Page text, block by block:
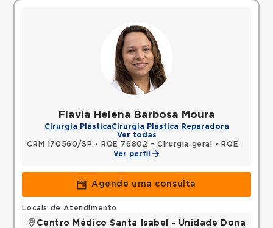
Flavia Helena Barbosa Moura
Cirurgia PlásticaCirurgia Plástica Reparadora
Ver todas
CRM 170560/SP • RQE 76802 - Cirurgia geral •
RQE 100120 - Cirurgia plástica
Ver perfil
Agende uma consulta
Locais de Atendimento
Centro Médico Santa Isabel - Unidade Dona